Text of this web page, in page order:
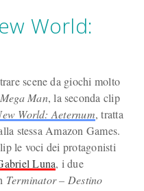
World:
scene da giochi molto
Mega Man, la seconda clip
World: Aeternum, tratta
stessa Amazon Games.
le voci dei protagonisti
Luna, i due
Terminator – Destino